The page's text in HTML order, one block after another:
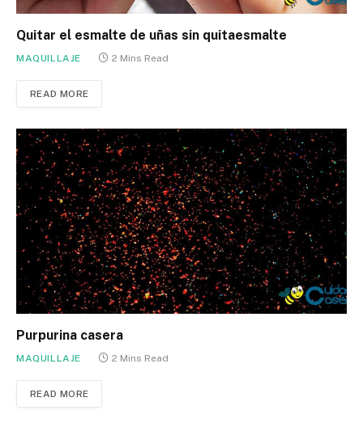
Quitar el esmalte de uñas sin quitaesmalte
MAQUILLAJE 2 Mins Read
READ MORE
Purpurina casera
MAQUILLAJE 2 Mins Read
READ MORE